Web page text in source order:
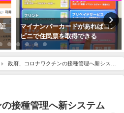
マイナンバーカードがあればコン
ビニで住民票を取得できる
政府、コロナワクチンの接種管理へ新システ
接種管理へ新システム